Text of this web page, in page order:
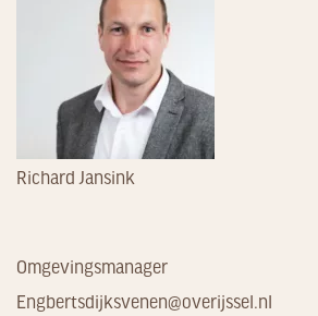
Richard Jansink
Omgevingsmanager
Engbertsdijksvenen@overijssel.nl